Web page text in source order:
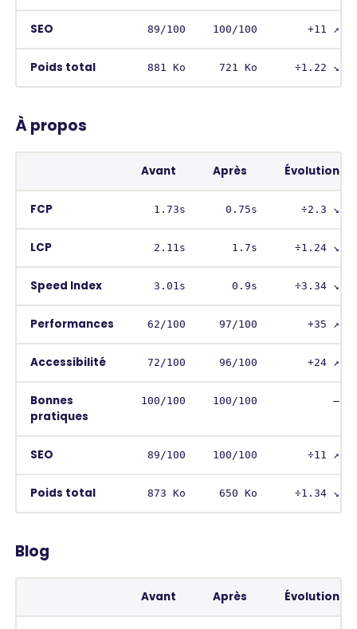
SEO 89/100 100/100 +11 ↗︎
Poids total 881 Ko 721 Ko ÷1.22 ↘︎
À propos
Avant Après Évolution
FCP 1.73s 0.75s ÷2.3 ↘︎
LCP 2.11s 1.7s ÷1.24 ↘︎
Speed Index 3.01s 0.9s ÷3.34 ↘︎
Performances 62/100 97/100 +35 ↗︎
Accessibilité 72/100 96/100 +24 ↗︎
Bonnes
pratiques
100/100 100/100 –
SEO 89/100 100/100 ÷11 ↗︎
Poids total 873 Ko 650 Ko ÷1.34 ↘︎
Blog
Avant Après Évolution